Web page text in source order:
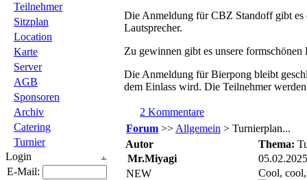
Teilnehmer
Sitzplan
Location
Karte
Server
AGB
Sponsoren
Archiv
Catering
Turnier
Login
E-Mail:
Die Anmeldung für CBZ Standoff gibt es
Lautsprecher.
Zu gewinnen gibt es unsere
Die Anmeldung für Bierpong bleibt
dem Einlass wird. Die Teilnehmer
2 Kommentare
Forum >> Allgemein > Turnierplan...
Autor
Thema:
Mr.Miyagi
NEW
Cool,